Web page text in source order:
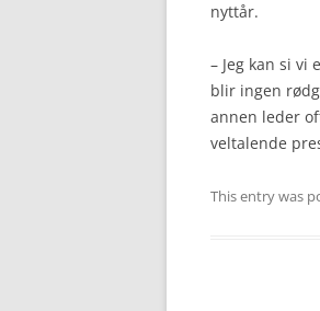
nyttår.
– Jeg kan si
blir ingen
annen leder
veltalende
This entry was